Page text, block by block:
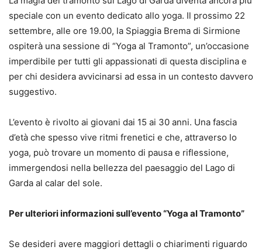
speciale con un evento dedicato allo yoga. Il prossimo 22
settembre, alle ore 19.00, la Spiaggia Brema di Sirmione
ospiterà una sessione di “Yoga al Tramonto”, un’occasione
imperdibile per tutti gli appassionati di questa disciplina e
per chi desidera avvicinarsi ad essa in un contesto davvero
suggestivo.
L’evento è rivolto ai giovani dai 15 ai 30 anni. Una fascia
d’età che spesso vive ritmi frenetici e che, attraverso lo
yoga, può trovare un momento di pausa e riflessione,
immergendosi nella bellezza del paesaggio del Lago di
Garda al calar del sole.
Per ulteriori informazioni sull’evento “Yoga al Tramonto”
Se desideri avere maggiori dettagli o chiarimenti riguardo